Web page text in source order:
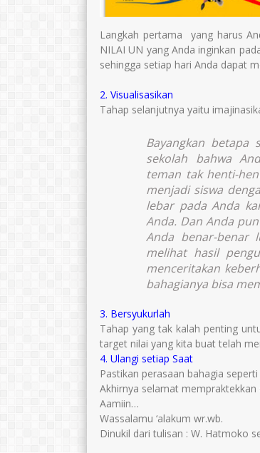
Langkah pertama yang harus
NILAI UN yang Anda inginkan
sehingga setiap hari Anda dapat
2. Visualisasikan
Tahap selanjutnya yaitu
Bayangkan
sekolah bahwa
teman tak henti-
menjadi siswa
lebar pada Anda
Anda. Dan Anda
Anda benar-benar
melihat hasil
menceritakan
bahagianya bisa
3. Bersyukurlah
Tahap yang tak kalah penting
target nilai yang kita buat telah
4. Ulangi setiap Saat
Pastikan perasaan bahagia
Akhirnya selamat
Aamiin…
Wassalamu ‘alakum wr.wb.
Dinukil dari tulisan : W. Hatmoko